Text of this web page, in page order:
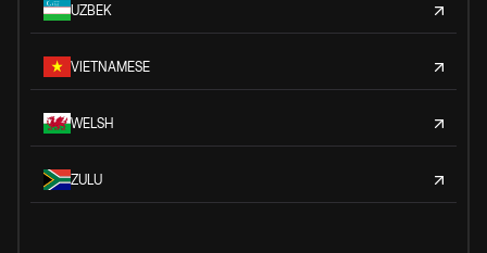
UZBEK
VIETNAMESE
WELSH
ZULU